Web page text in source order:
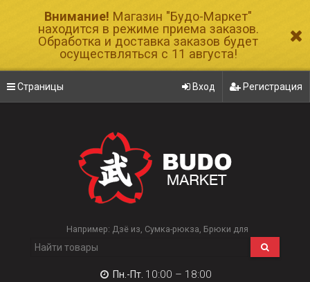
Внимание! Магазин "Будо-Маркет"
находится в режиме приема заказов.
Обработка и доставка заказов будет
осуществляться с 11 августа!
Страницы Вход Регистрация
Например: Дзё из Сумка-рюкза Брюки для
Пн.-Пт. 10:00 – 18:00